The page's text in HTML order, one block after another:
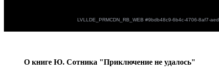
О книге Ю. Сотника "Приключение не удалось"